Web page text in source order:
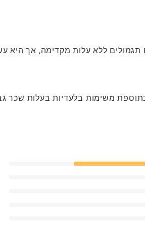
ללא עלות מקדימה, אך היא
משימות בלעדיות בעלות שכר